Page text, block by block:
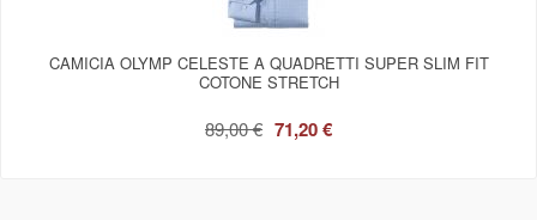
CAMICIA OLYMP CELESTE A QUADRETTI SUPER SLIM FIT
COTONE STRETCH
89,00 € 71,20 €